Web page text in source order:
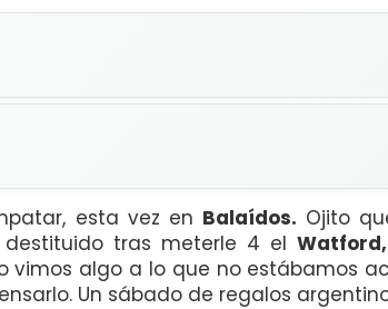
esta vez en Balaídos. Ojito
tras meterle 4 el Watford,
vimos algo a lo que no estábamos
Un sábado de regalos